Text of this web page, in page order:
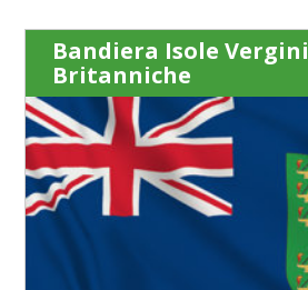
Bandiera Isole Vergini
Britanniche